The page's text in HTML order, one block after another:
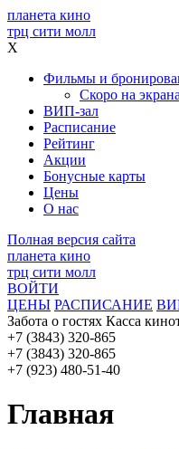
планета кино
трц сити молл
X
Фильмы и
Скоро на
ВИП-зал
Расписание
Рейтинг
Акции
Бонусные карты
Цены
О нас
Полная версия сайта
планета кино
трц сити молл
ВОЙТИ
ЦЕНЫ РАСПИСАНИЕ
Забота о гостях Касса
+7 (3843) 320-865
+7 (3843) 320-865
+7 (923) 480-51-40
Главная